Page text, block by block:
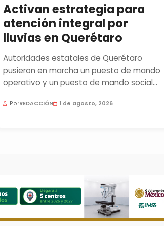
Activan estrategia para
atención integral por
lluvias en Querétaro
Autoridades estatales de Querétaro
pusieron en marcha un puesto de mando
operativo y un puesto de mando social
PorREDACCIÓN 1 de agosto, 2026